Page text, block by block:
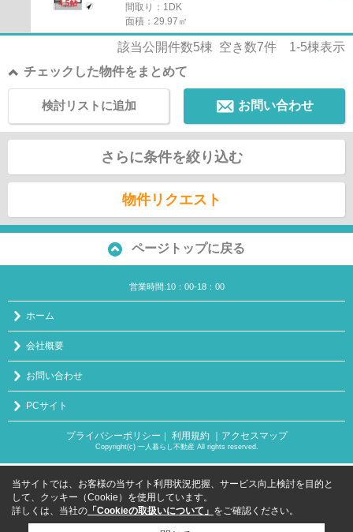
間取り：1DK
面積：29.97㎡
該当公開件数5棟 空き数7件 1-5棟表示
チェックした物件をまとめて
お問い合わせ
検討リストに追加
さらに条件を絞り込む
物件リクエスト
ページトップに戻る
営業時間:10：00-18：00
ホーム
会社概要
お問い合わせ
PCサイト
プライバシーポリシー 利用規約 ｜アクセスマップ
Copyright(c) 一人暮らし不動産 All rights reserved.
当サイトでは、お客様の当サイト利用状況把握、サービス向上検討を目的と
して、クッキー（Cookie）を使用しています。
詳しくは、当社の 「Cookieの取扱いについて」 をご確認ください。